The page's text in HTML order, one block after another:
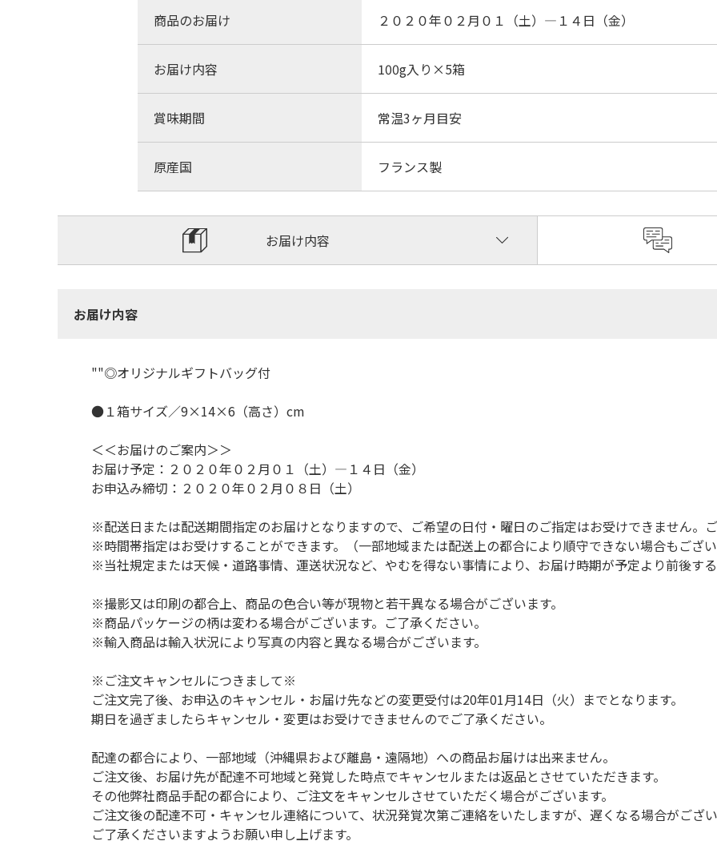
商品のお届け ２０２０年０２月０１（土）―１４日（金）
お届け内容 100g入り×5箱
賞味期間 常温3ヶ月目安
原産国 フランス製
お届け内容
お届け内容
""◎オリジナルギフトバッグ付
●１箱サイズ／9×14×6（高さ）cm
＜＜お届けのご案内＞＞
お届け予定：２０２０年０２月０１（土）―１４日（金）
お申込み締切：２０２０年０２月０８日（土）
※配送日または配送期間指定のお届けとなりますので、ご希望の日付・曜日のご指定はお受けできません。
※時間帯指定はお受けすることができます。（一部地域または配送上の都合により順守できない場合もござ
※当社規定または天候・道路事情、運送状況など、やむを得ない事情により、お届け時期が予定より前後す
※撮影又は印刷の都合上、商品の色合い等が現物と若干異なる場合がございます。
※商品パッケージの柄は変わる場合がございます。ご了承ください。
※輸入商品は輸入状況により写真の内容と異なる場合がございます。
※ご注文キャンセルにつきまして※
ご注文完了後、お申込のキャンセル・お届け先などの変更受付は20年01月14日（火）までとなります。
期日を過ぎましたらキャンセル・変更はお受けできませんのでご了承ください。
配達の都合により、一部地域（沖縄県および離島・遠隔地）への商品お届けは出来ません。
ご注文後、お届け先が配達不可地域と発覚した時点でキャンセルまたは返品とさせていただきます。
その他弊社商品手配の都合により、ご注文をキャンセルさせていただく場合がございます。
ご注文後の配達不可・キャンセル連絡について、状況発覚次第ご連絡をいたしますが、遅くなる場合がござ
ご了承くださいますようお願い申し上げます。